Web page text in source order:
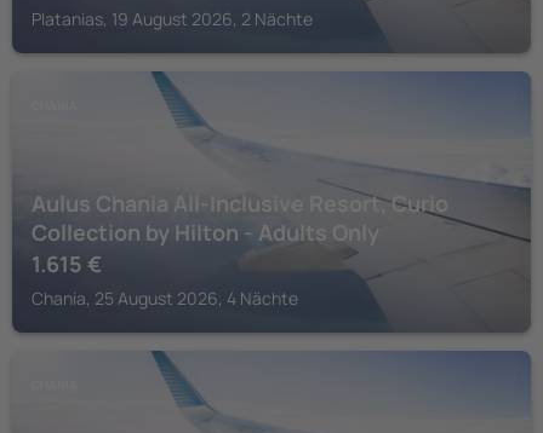
Platanias, 19 August 2026, 2 Nächte
Aulus Chania All-Inclusive Resort, Curio
Collection by Hilton - Adults Only
1.615 €
Chania, 25 August 2026, 4 Nächte